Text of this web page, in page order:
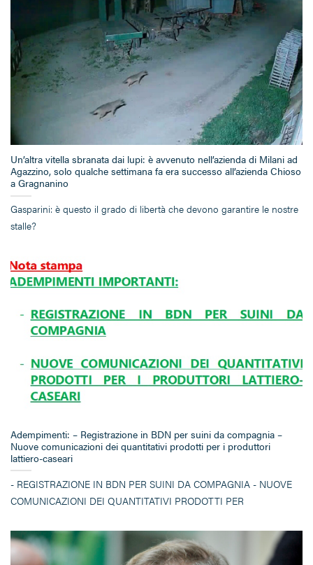
Un’altra vitella sbranata dai lupi: è avvenuto nell’azienda di Milani ad
Agazzino, solo qualche settimana fa era successo all’azienda Chioso
a Gragnanino
Gasparini: è questo il grado di libertà che devono garantire le nostre
stalle?
Adempimenti: – Registrazione in BDN per suini da compagnia –
Nuove comunicazioni dei quantitativi prodotti per i produttori
lattiero-caseari
- REGISTRAZIONE IN BDN PER SUINI DA COMPAGNIA - NUOVE
COMUNICAZIONI DEI QUANTITATIVI PRODOTTI PER